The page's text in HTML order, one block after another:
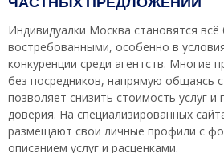
Индивидуалки Москва становятся всё
востребованными, особенно в
конкуренции среди агентств. Многие
без посредников, напрямую общаясь
позволяет снизить стоимость услуг и
доверия. На специализированных
размещают свои личные профили с
описанием услуг и расценками.